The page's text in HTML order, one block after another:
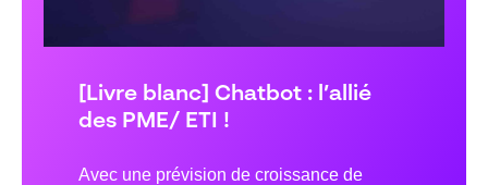
[Livre blanc] Chatbot : l’allié
des PME/ ETI !
Avec une prévision de croissance de